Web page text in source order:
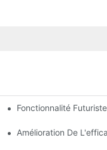
À Tirants
Fonctionnalité
Votre Camion-Benne
Amélioration De